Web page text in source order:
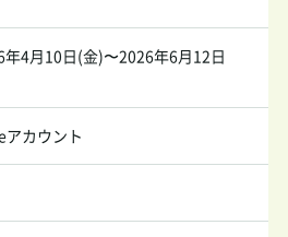
年4月10日(金)〜2026年6月12日
アカウント